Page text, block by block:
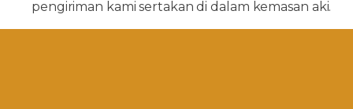
pengiriman kami sertakan di dalam kemasan aki.